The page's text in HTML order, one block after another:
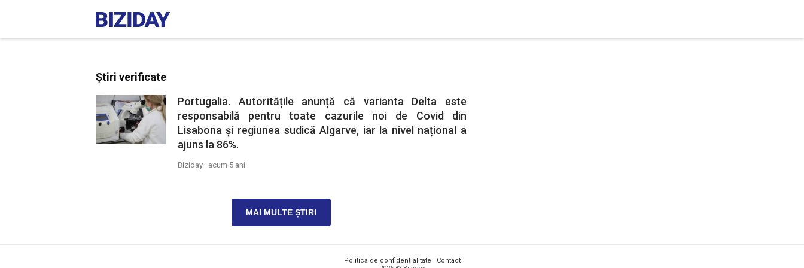
Știri verificate
Portugalia. Autoritățile anunță că varianta Delta este
responsabilă pentru toate cazurile noi de Covid din
Lisabona și regiunea sudică Algarve, iar la nivel național a
ajuns la 86%.
Biziday · acum 5 ani
MAI MULTE ȘTIRI
Politica de confidențialitate · Contact